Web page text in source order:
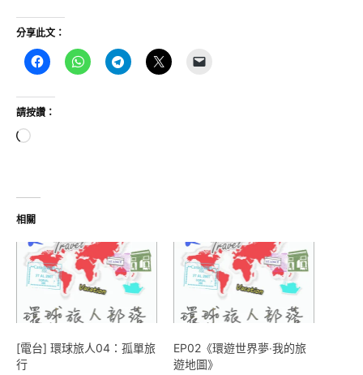
分享此文：
請按讚：
正
入...
相關
[電台] 環球旅人04：孤單旅
行
EP02《環遊世界夢‧我的旅
遊地圖》